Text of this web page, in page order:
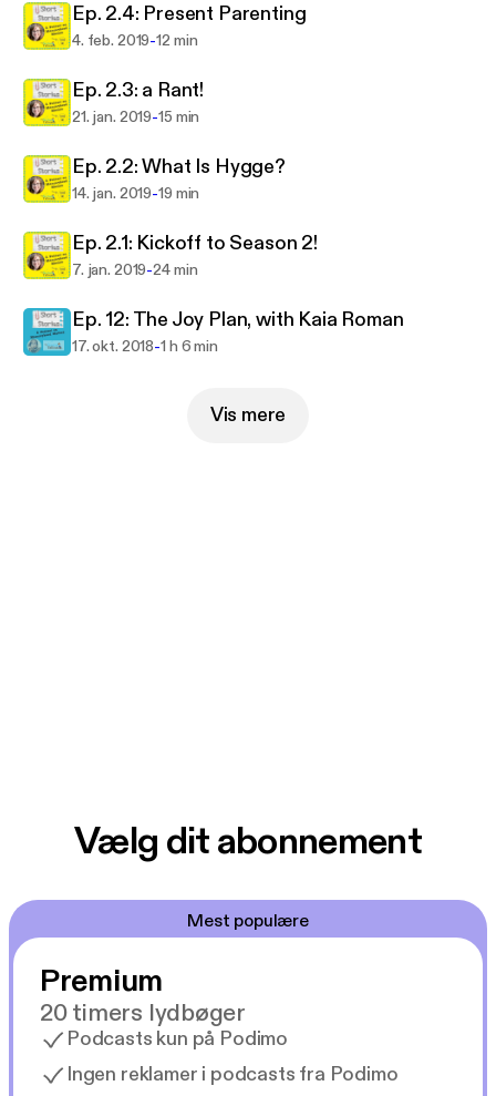
Ep. 2.4: Present Parenting
4. feb. 2019-12 min
Ep. 2.3: a Rant!
21. jan. 2019-15 min
Ep. 2.2: What Is Hygge?
14. jan. 2019-19 min
Ep. 2.1: Kickoff to Season 2!
7. jan. 2019-24 min
Ep. 12: The Joy Plan, with Kaia Roman
17. okt. 2018-1 h 6 min
Vis mere
Vælg dit abonnement
Mest populære
Premium
20 timers lydbøger
Podcasts kun på Podimo
Ingen reklamer i podcasts fra Podimo